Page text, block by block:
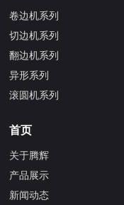
卷边机系列
切边机系列
翻边机系列
异形系列
滚圆机系列
首页
关于腾辉
产品展示
新闻动态